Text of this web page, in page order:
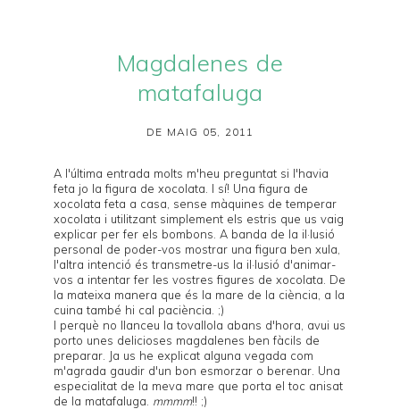
Magdalenes de
matafaluga
DE MAIG 05, 2011
A l'última entrada molts m'heu preguntat si l'havia
feta jo la figura de xocolata. I sí! Una figura de
xocolata feta a casa, sense màquines de temperar
xocolata i utilitzant simplement els estris que us vaig
explicar per fer els bombons . A banda de la il·lusió
personal de poder-vos mostrar una figura ben xula,
l'altra intenció és transmetre-us la il·lusió d'animar-
vos a intentar fer les vostres figures de xocolata. De
la mateixa manera que és la mare de la ciència, a la
cuina també hi cal paciència. ;)
I perquè no llanceu la tovallola abans d'hora, avui us
porto unes delicioses magdalenes ben fàcils de
preparar. Ja us he explicat alguna vegada com
m'agrada gaudir d'un bon esmorzar o berenar. Una
especialitat de la meva mare que porta el toc anisat
de la matafaluga. mmmm!! ;)